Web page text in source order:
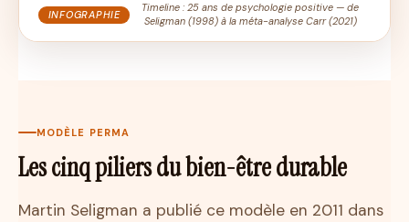
INFOGRAPHIE
Timeline : 25 ans de psychologie positive — de
Seligman (1998) à la méta-analyse Carr (2021)
MODÈLE PERMA
Les cinq piliers du bien-être durable
Martin Seligman a publié ce modèle en 2011 dans